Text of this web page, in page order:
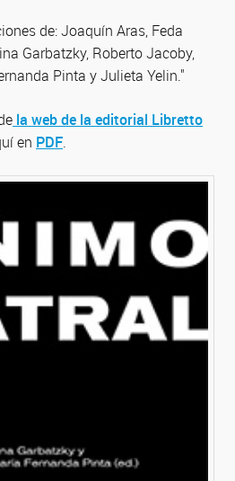
de: Joaquín Aras, Feda
Garbatzky, Roberto Jacoby,
Pinta y Julieta Yelin."
la web de la editorial Libretto
en PDF.